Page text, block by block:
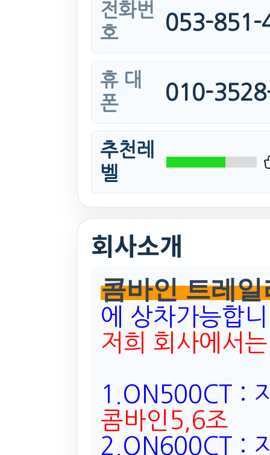
전화번
호
053-851-
휴 대
폰
010-
추천레
벨
회사소개
콤바인 트레일
에 상차가능합
저희 회사에서
1.ON500CT :
콤바인5,6조
2.ON600CT :